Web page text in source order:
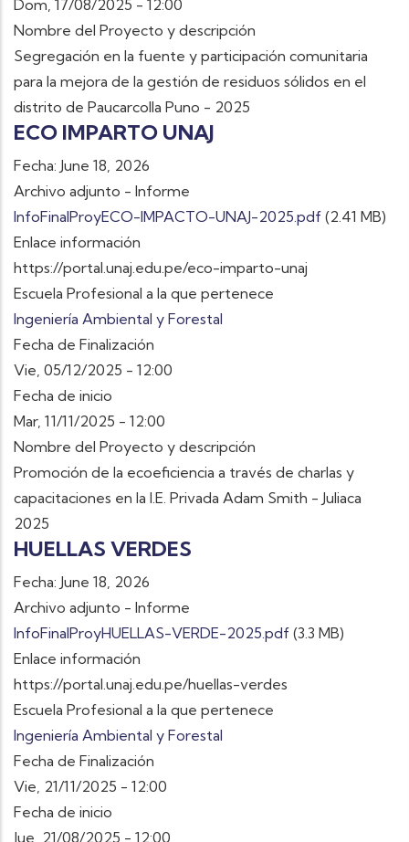
Dom, 17/08/2025 - 12:00
Nombre del Proyecto y descripción
Segregación en la fuente y participación comunitaria
para la mejora de la gestión de residuos sólidos en el
distrito de Paucarcolla Puno - 2025
ECO IMPARTO UNAJ
Fecha: June 18, 2026
Archivo adjunto - Informe
InfoFinalProyECO-IMPACTO-UNAJ-2025.pdf (2.41 MB)
Enlace información
https://portal.unaj.edu.pe/eco-imparto-unaj
Escuela Profesional a la que pertenece
Ingeniería Ambiental y Forestal
Fecha de Finalización
Vie, 05/12/2025 - 12:00
Fecha de inicio
Mar, 11/11/2025 - 12:00
Nombre del Proyecto y descripción
Promoción de la ecoeficiencia a través de charlas y
capacitaciones en la I.E. Privada Adam Smith - Juliaca
2025
HUELLAS VERDES
Fecha: June 18, 2026
Archivo adjunto - Informe
InfoFinalProyHUELLAS-VERDE-2025.pdf (3.3 MB)
Enlace información
https://portal.unaj.edu.pe/huellas-verdes
Escuela Profesional a la que pertenece
Ingeniería Ambiental y Forestal
Fecha de Finalización
Vie, 21/11/2025 - 12:00
Fecha de inicio
Jue, 21/08/2025 - 12:00